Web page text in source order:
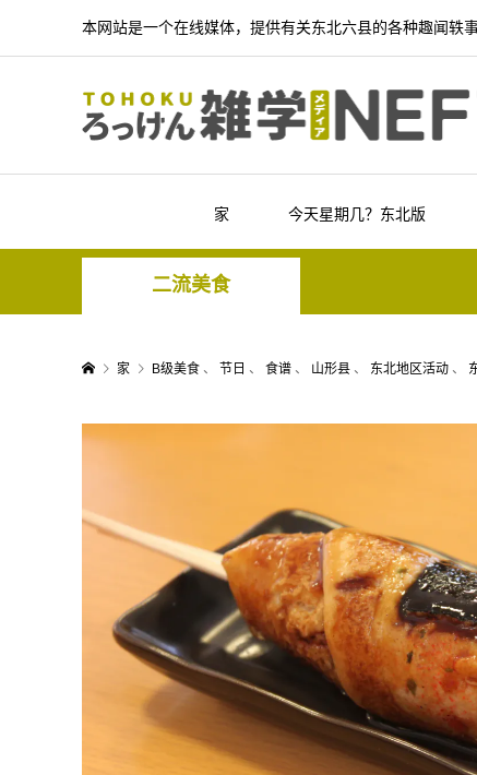
本网站是一个在线媒体，提供有关东北六县的各种趣闻轶
家 今天星期几？东北版
二流美食
家 B级美食 、 节日 、 食谱 、 山形县 、 东北地区活动 、